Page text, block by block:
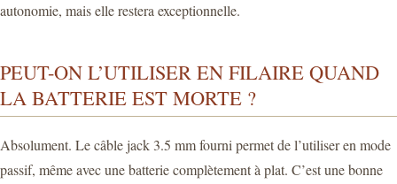
autonomie, mais elle restera exceptionnelle.
PEUT-ON L’UTILISER EN FILAIRE QUAND
LA BATTERIE EST MORTE ?
Absolument. Le câble jack 3.5 mm fourni permet de l’utiliser en mode
passif, même avec une batterie complètement à plat. C’est une bonne